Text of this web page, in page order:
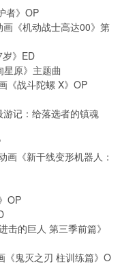
者》OP
《机动战士高达00》第
》ED
原》主题曲
《战斗陀螺 X》OP
记：给落选者的镇魂
画《新干线变形机器人：
OP
击的巨人 第三季前篇》
《鬼灭之刃 柱训练篇》O